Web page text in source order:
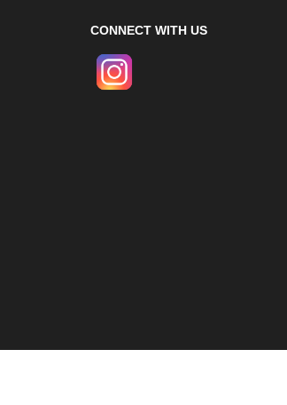
CONNECT WITH US